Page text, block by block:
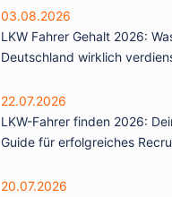
03.08.2026
LKW Fahrer Gehalt 2026:
Deutschland wirklich
22.07.2026
LKW-Fahrer finden 2026:
Guide für erfolgreiches
20.07.2026